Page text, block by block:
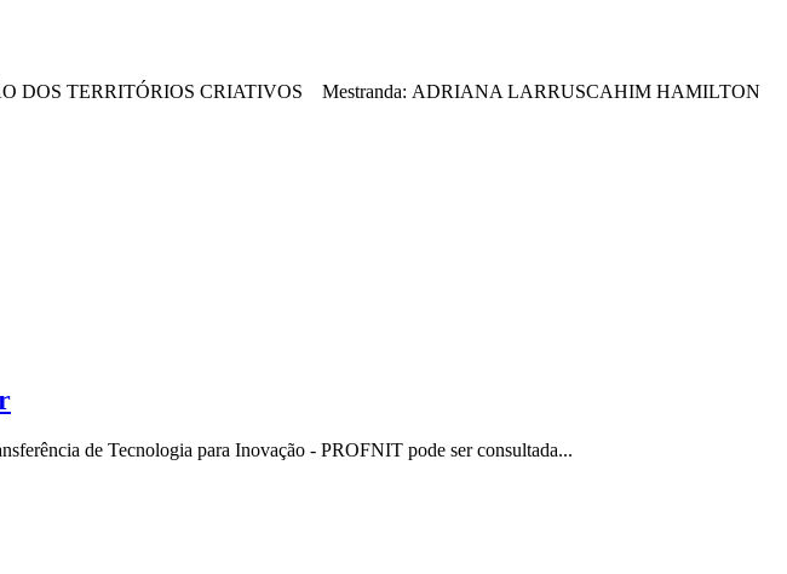
DOS TERRITÓRIOS CRIATIVOS Mestranda: ADRIANA LARRUSCAHIM HAMILTON
de Tecnologia para Inovação - PROFNIT pode ser consultada...